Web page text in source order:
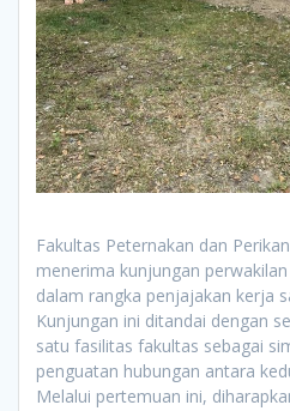
Fakultas Peternakan dan
menerima kunjungan
dalam rangka penjajakan kerja
Kunjungan ini ditandai dengan
satu fasilitas fakultas sebagai
penguatan hubungan antara
Melalui pertemuan ini,